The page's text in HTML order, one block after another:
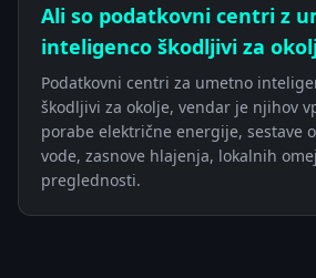
Ali so podatkovni centri z
inteligenco škodljivi za
Podatkovni centri za umetno
škodljivi za okolje, vendar je njihov
porabe električne energije, sestave
vode, zasnove hlajenja, lokalnih
preglednosti.